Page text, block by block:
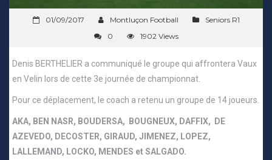
01/09/2017 Montluçon Football
Seniors R1
0
1902 Views
Denis BERTHELIER a communiqué le groupe qui affrontera Vaux
en Velin lors de cette 3e journée de championnat.
Pour ce déplacement, le coach a retenu un groupe de 14 joueurs.
AKA, BEN NASR, BOUDERSA, BOUGNEUX, DAFFIX, DE
AZEVEDO, DECOSTER, GIRAUD, JIMENEZ, LOPEZ,
LALLEMAND, LOCKO, MENDES et SALGADO.